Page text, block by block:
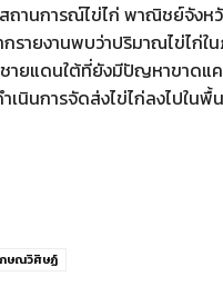
านการณ์ไข่ไก่ พาณิชย์จังห
กรายงานพบว่าปริมาณไข่ไก่
ายแดนใต้ที่ยังมีปัญหาขาดแ
ำเนินการจัดส่งไข่ไก่ลงไปใ
ษณวิศิษฏ์